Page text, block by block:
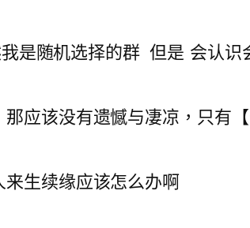
是随机选择的群 但是 会认识
应该没有遗憾与凄凉，只有
生续缘应该怎么办啊